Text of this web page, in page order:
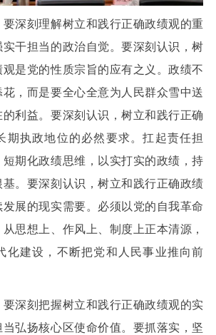
刻理解树立和践行正确政绩观的重
干担当的政治自觉。要深刻认识，树
是党的性质宗旨的应有之义。政绩不
，而是要全心全意为人民群众雪中送
利益。要深刻认识，树立和践行正确
期执政地位的必然要求。扛起责任担
期化政绩思维，以实打实的政绩，持
。要深刻认识，树立和践行正确政绩
展的现实需要。必须以党的自我革命
思想上、作风上、制度上正本清源，
化建设，不断把党和人民事业推向前
刻把握树立和践行正确政绩观的实
弘扬核心区使命价值。要抓落实，坚